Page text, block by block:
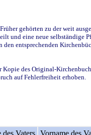
gehörten zu der weit
und eine neue selbständige
entsprechenden
des Original-
auf Fehlerfreiheit erhoben.
des Vaters Vorname des